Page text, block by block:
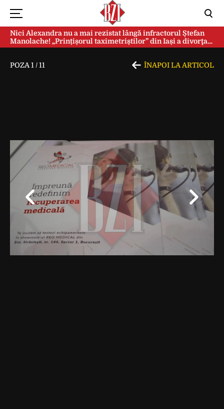
Nici Alexandra nu a mai rezistat lângă infractorul Ștefan
Manolache! „Prințișorul taximetriștilor” din Iași a divorţat
după doi ani de căsnicie
POZA 1 /11 ÎNAPOI LA ARTICOL